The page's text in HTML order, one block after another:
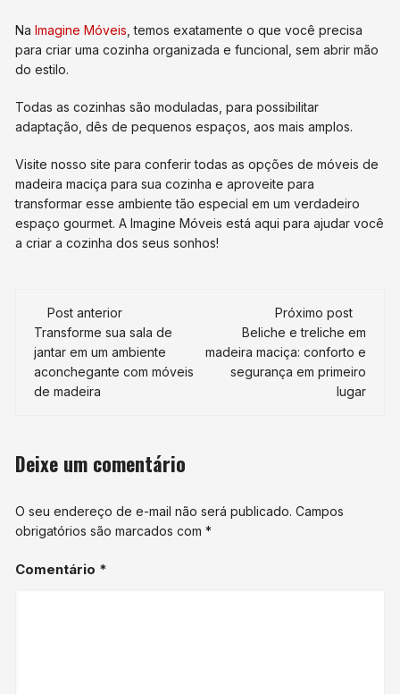
NaImagine Móveis , temos exatamente o que você precisa
para criar uma cozinha organizada e funcional, sem abrir mão
do estilo.
Todas as cozinhas são moduladas, para possibilitar
adaptação, dês de pequenos espaços, aos mais amplos.
Visite nosso site para conferir todas as opções de móveis de
madeira maciça para sua cozinha e aproveite para
transformar esse ambiente tão especial em um verdadeiro
espaço gourmet. A Imagine Móveis está aqui para ajudar você
a criar a cozinha dos seus sonhos!
Navegação
de
post
Post anterior
Transforme sua sala de
jantar em um ambiente
aconchegante com móveis
de madeira
Próximo post
Beliche e treliche em
madeira maciça: conforto e
segurança em primeiro
lugar
Deixe um comentário
O seu endereço de e-mail não será publicado. Campos
obrigatórios são marcados com*
Comentário *